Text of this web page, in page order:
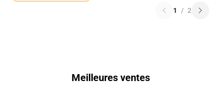
1 / 2
Meilleures ventes